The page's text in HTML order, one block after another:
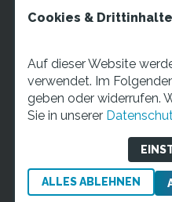
STARTUP TEENS
+49 2381 4870207
Impressum
Cookies & Drittinhalte
Auf dieser Website
verwendet. Im
geben oder widerrufen.
Sie in unserer
ALLES ABLEHNEN